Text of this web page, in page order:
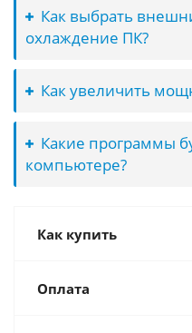
Как выбрать
охлаждение ПК?
Как увеличить
Какие программы
компьютере?
Как купить
Оплата